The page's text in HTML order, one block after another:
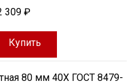
309 ₽
Купить
80 мм 40Х ГОСТ 8479-